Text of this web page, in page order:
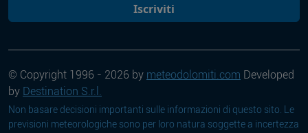
Iscriviti
© Copyright 1996 - 2026 by meteodolomiti.com Developed
by Destination S.r.l.
Non basare decisioni importanti sulle informazioni di questo sito. Le
previsioni meteorologiche sono per loro natura soggette a incertezza